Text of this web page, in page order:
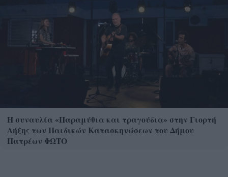
Η συναυλία «Παραμύθια και τραγούδια» στην Γιορτή
Λήξης των Παιδικών Κατασκηνώσεων του Δήμου
Πατρέων ΦΩΤΟ